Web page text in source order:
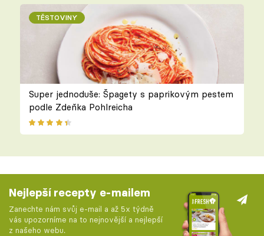
TĚSTOVINY
Super jednoduše: Špagety s paprikovým pestem
podle Zdeňka Pohlreicha
Nejlepší recepty e-mailem
Zanechte nám svůj e-mail a až 5x týdně
vás upozorníme na to nejnovější a nejlepší
z našeho webu.